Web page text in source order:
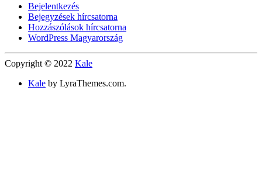
Bejelentkezés
Bejegyzések hírcsatorna
Hozzászólások hírcsatorna
WordPress Magyarország
Copyright © 2022 Kale
Kale by LyraThemes.com.